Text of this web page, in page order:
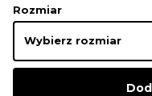
Rozmiar